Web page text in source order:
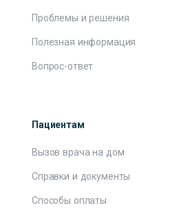
Проблемы и решения
Полезная информация
Вопрос-ответ
Пациентам
Вызов врача на дом
Справки и документы
Способы оплаты